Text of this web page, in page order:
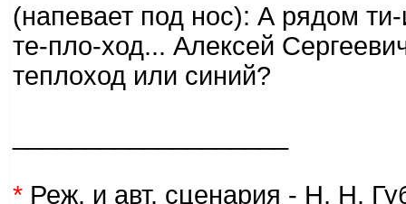
(напевает под нос): А рядом
те-пло-ход... Алексей
теплоход или синий?
*Реж. и авт. сценария - Н. Н.